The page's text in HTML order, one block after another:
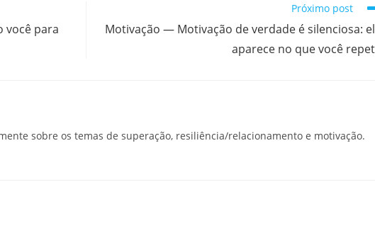
você para
Próximo post
Motivação — Motivação de verdade é silenciosa:
aparece no que você
sobre os temas de superação, resiliência/relacionamento e motivação.